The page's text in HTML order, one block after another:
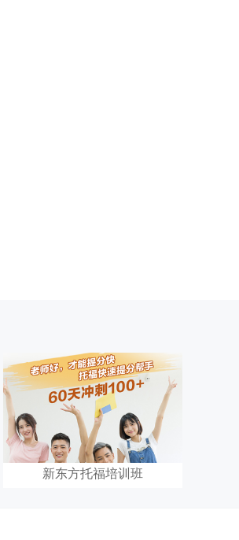
新东方托福培训班